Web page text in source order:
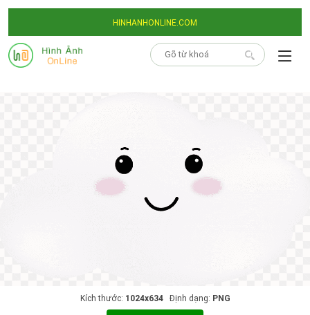
HINHANHONLINE.COM
Kích thước: 1024x634Định dạng: PNG